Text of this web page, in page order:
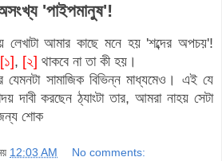
'পাইপমানুষ'!
লেখাটা আমার কাছে মনে হয় 'শব্দের অপচয়'!
[১], [২] থাকবে না তা কী হয়।
সামাজিক বিভিন্ন মাধ্যমেও। এই যে
দাবী করছেন ঠ্যাংটা তার, আমরা নাহয় সেটা
শোক
12:03 AM No comments: